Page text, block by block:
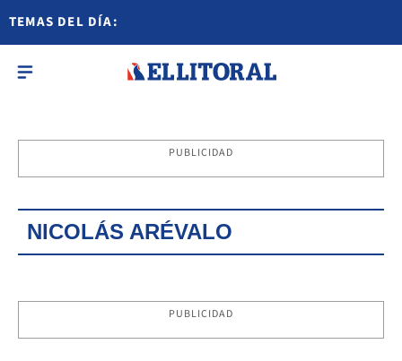
TEMAS DEL DÍA:
PUBLICIDAD
NICOLÁS ARÉVALO
PUBLICIDAD